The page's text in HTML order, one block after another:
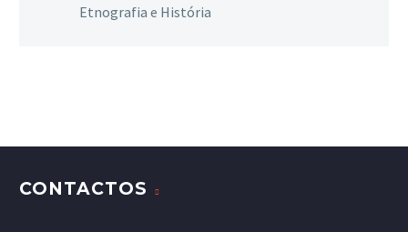
Etnografia e História
CONTACTOS